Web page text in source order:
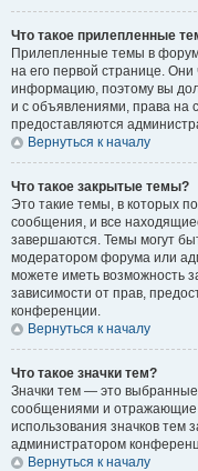
Что такое прилепленные
Прилепленные темы в
на его первой странице.
информацию, поэтому вы
и с объявлениями, права на
предоставляются
Вернуться к началу
Что такое закрытые темы?
Это такие темы, в которых
сообщения, и все
завершаются. Темы могут
модератором форума или
можете иметь возможность
зависимости от прав,
конференции.
Вернуться к началу
Что такое значки тем?
Значки тем — это
сообщениями и отражающие
использования значков тем
администратором
Вернуться к началу